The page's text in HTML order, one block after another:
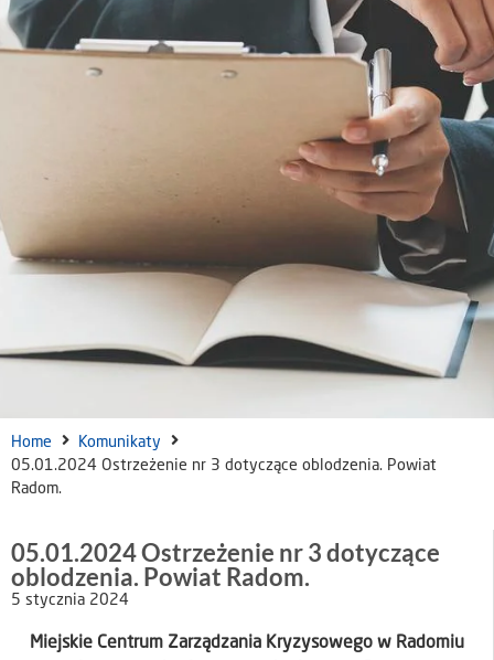
Home
Komunikaty
05.01.2024 Ostrzeżenie nr 3 dotyczące oblodzenia. Powiat
Radom.
05.01.2024 Ostrzeżenie nr 3 dotyczące
oblodzenia. Powiat Radom.
5 stycznia 2024
Miejskie Centrum Zarządzania Kryzysowego w Radomiu